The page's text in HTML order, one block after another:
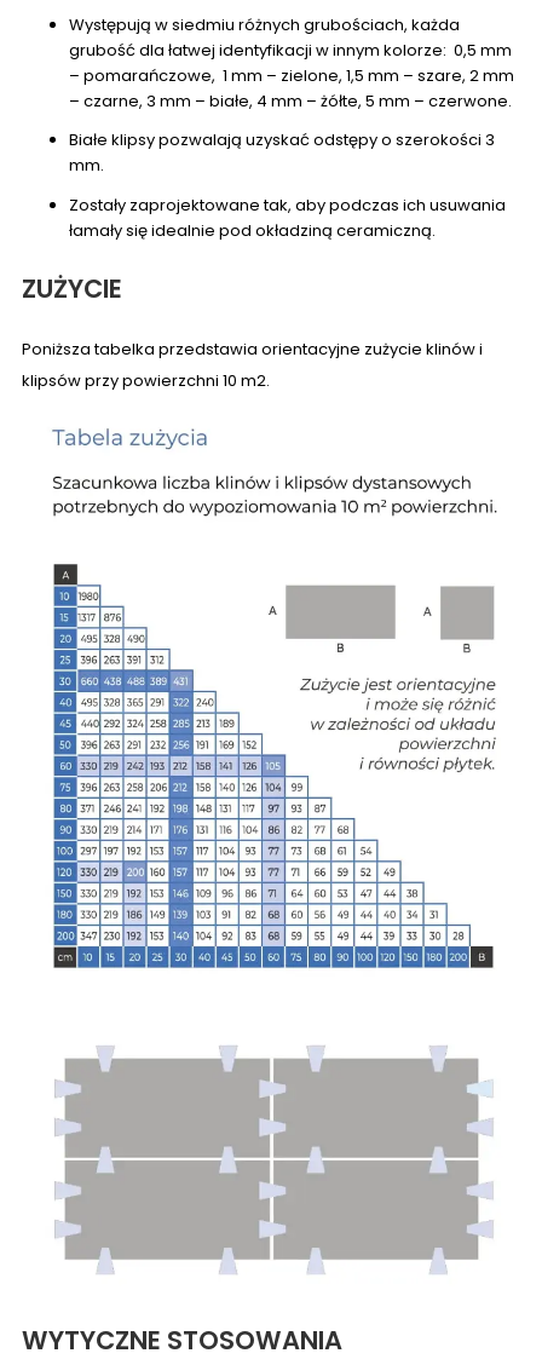
Występują w siedmiu różnych grubościach, każda
grubość dla łatwej identyfikacji w innym kolorze:0,5 mm
– pomarańczowe,1 mm – zielone,1,5 mm – szare,2 mm
– czarne,3 mm – białe, 4 mm – żółte,5 mm – czerwone.
Białe klipsy pozwalają uzyskać odstępy o szerokości 3
mm.
Zostały zaprojektowane tak, aby podczas ich usuwania
łamały się idealnie pod okładziną ceramiczną.
ZUŻYCIE
Poniższa tabelka przedstawia orientacyjne zużycie klinów i
klipsów przy powierzchni 10 m2.
WYTYCZNE STOSOWANIA